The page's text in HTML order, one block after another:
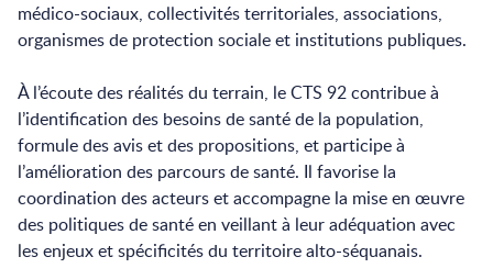
médico-sociaux, collectivités territoriales, associations,
organismes de protection sociale et institutions publiques.
À l’écoute des réalités du terrain, le CTS 92 contribue à
l’identification des besoins de santé de la population,
formule des avis et des propositions, et participe à
l’amélioration des parcours de santé. Il favorise la
coordination des acteurs et accompagne la mise en œuvre
des politiques de santé en veillant à leur adéquation avec
les enjeux et spécificités du territoire alto-séquanais.